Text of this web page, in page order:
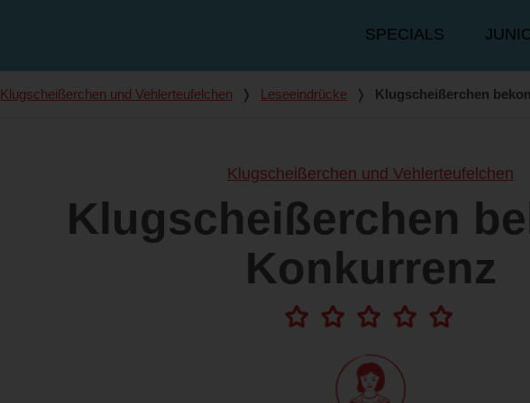
Hauptmenü
SPECIALS
Klugscheißerchen und Vehlerteufelchen ❭ Leseeindrücke ❭ Klugscheißerchen
Klugscheißerchen und Vehlerteufelchen
Klugscheißerchen
Konkurrenz